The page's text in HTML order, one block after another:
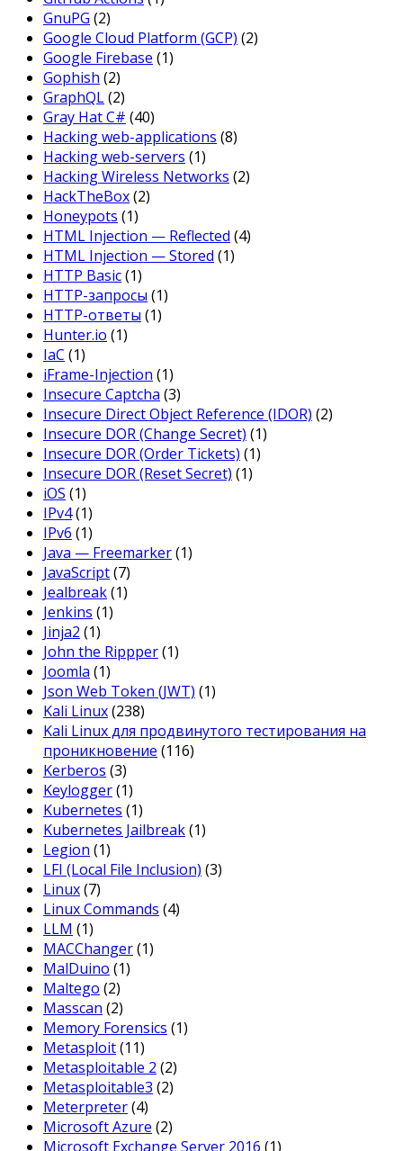
GnuPG (2)
Google Cloud Platform (GCP) (2)
Google Firebase (1)
Gophish (2)
GraphQL(2)
Gray Hat C# (40)
Hacking web-applications (8)
Hacking web-servers (1)
Hacking Wireless Networks (2)
HackTheBox(2)
Honeypots (1)
HTML Injection — Reflected (4)
HTML Injection — Stored (1)
HTTP Basic(1)
HTTP-запросы (1)
HTTP-ответы (1)
Hunter.io (1)
IaC (1)
iFrame-Injection (1)
Insecure Captcha (3)
Insecure Direct Object Reference (IDOR) (2)
Insecure DOR (Change Secret) (1)
Insecure DOR (Order Tickets) (1)
Insecure DOR (Reset Secret) (1)
iOS (1)
IPv4(1)
IPv6 (1)
Java — Freemarker(1)
JavaScript(7)
Jealbreak(1)
Jenkins (1)
Jinja2 (1)
John the Rippper(1)
Joomla (1)
Json Web Token (JWT) (1)
Kali Linux(238)
Kali Linux для продвинутого тестирования на
проникновение (116)
Kerberos (3)
Keylogger(1)
Kubernetes (1)
Kubernetes Jailbreak(1)
Legion (1)
LFI (Local File Inclusion) (3)
Linux(7)
Linux Commands (4)
LLM (1)
MACChanger(1)
MalDuino (1)
Maltego (2)
Masscan (2)
Memory Forensics (1)
Metasploit(11)
Metasploitable 2 (2)
Metasploitable3 (2)
Meterpreter(4)
Microsoft Azure (2)
Microsoft Exchange Server 2016 (1)